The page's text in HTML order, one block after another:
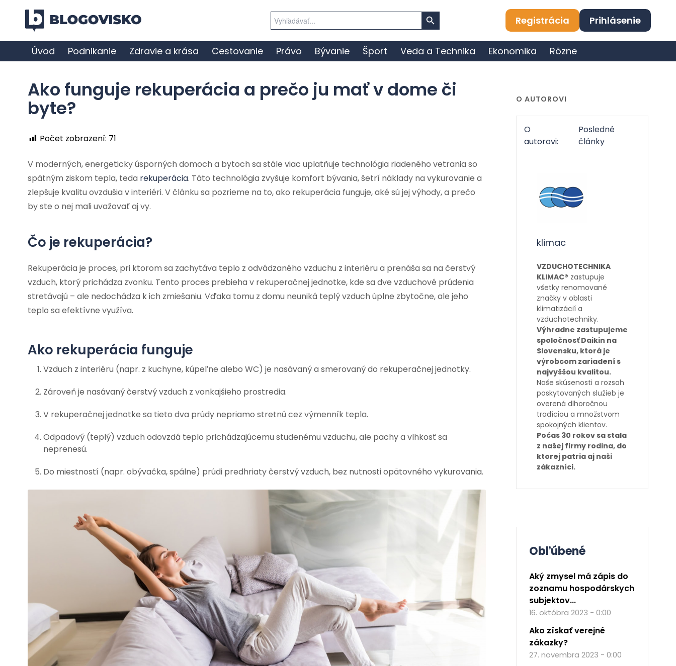
for:
Search Button
Registrácia Prihlásenie
Úvod Podnikanie Zdravie a krása Cestovanie Právo Bývanie Šport Veda a Technika Ekonomika Rôzne
Ako funguje rekuperácia a prečo ju mať v dome či
byte?
Počet zobrazení: 71
V moderných, energeticky úsporných domoch a bytoch sa stále viac uplatňuje technológia riadeného vetrania so
spätným ziskom tepla, teda rekuperácia. Táto technológia zvyšuje komfort bývania, šetrí náklady na vykurovanie a
zlepšuje kvalitu ovzdušia v interiéri. V článku sa pozrieme na to, ako rekuperácia funguje, aké sú jej výhody, a prečo
by ste o nej mali uvažovať aj vy.
Čo je rekuperácia?
Rekuperácia je proces, pri ktorom sa zachytáva teplo z odvádzaného vzduchu z interiéru a prenáša sa na čerstvý
vzduch, ktorý prichádza zvonku. Tento proces prebieha v rekuperačnej jednotke, kde sa dve vzduchové prúdenia
stretávajú – ale nedochádza k ich zmiešaniu. Vďaka tomu z domu neuniká teplý vzduch úplne zbytočne, ale jeho
teplo sa efektívne využíva.
Ako rekuperácia funguje
Vzduch z interiéru (napr. z kuchyne, kúpeľne alebo WC) je nasávaný a smerovaný do rekuperačnej jednotky.
Zároveň je nasávaný čerstvý vzduch z vonkajšieho prostredia.
V rekuperačnej jednotke sa tieto dva prúdy nepriamo stretnú cez výmenník tepla.
Odpadový (teplý) vzduch odovzdá teplo prichádzajúcemu studenému vzduchu, ale pachy a vlhkosť sa
neprenesú.
Do miestností (napr. obývačka, spálne) prúdi predhriaty čerstvý vzduch, bez nutnosti opätovného vykurovania.
O AUTOROVI
O
autorovi:
Posledné
články
klimac
VZDUCHOTECHNIKA
KLIMAC® zastupuje
všetky renomované
značky v oblasti
klimatizácií a
vzduchotechniky.
Výhradne zastupujeme
spoločnosť Daikin na
Slovensku, ktorá je
výrobcom zariadení s
najvyššou kvalitou.
Naše skúsenosti a rozsah
poskytovaných služieb je
overená dlhoročnou
tradíciou a množstvom
spokojných klientov.
Počas 30 rokov sa stala
z našej firmy rodina, do
ktorej patria aj naši
zákazníci.
Obľúbené
Aký zmysel má zápis do
zoznamu hospodárskych
subjektov...
16. októbra 2023 - 0:00
Ako získať verejné
zákazky?
27. novembra 2023 - 0:00